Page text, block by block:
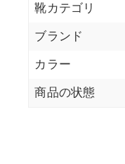
靴カテゴリ
ブランド
カラー
商品の状態